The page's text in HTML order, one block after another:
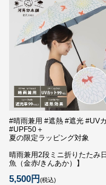
#晴雨兼用 #遮熱 #遮光 #UV
#UPF50＋
夏の限定ラッピング対象
晴雨兼用2段ミニ折りたたみ
魚（金赤/きんあか）】
5,500円(税込)